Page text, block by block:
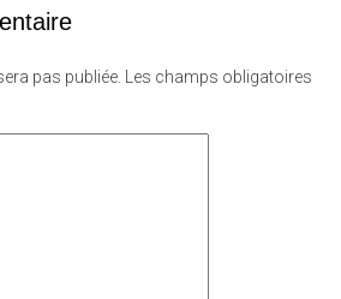
pas publiée.
Les champs obligatoires